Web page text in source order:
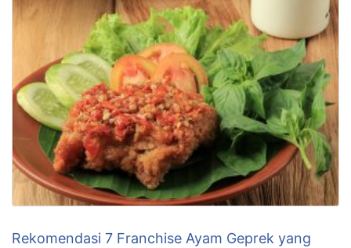
Rekomendasi 7 Franchise Ayam Geprek yang